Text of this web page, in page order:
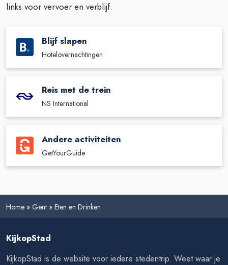
links voor vervoer en verblijf.
Blijf slapen
Hotelovernachtingen
Reis met de trein
NS International
Andere activiteiten
GetYourGuide
Home » Gent » Eten en Drinken
KijkopStad
KijkopStad is de website voor iedere stedentrip. Weet waar je